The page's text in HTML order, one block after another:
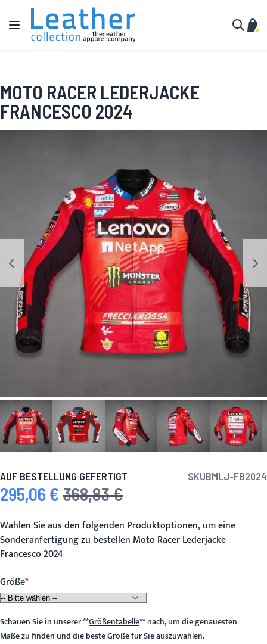
Zum Inhalt springen
Navigation umschalten
MOTO RACER LEDERJACKE
FRANCESCO 2024
AUF BESTELLUNG GEFERTIGT SKUBMLJ-FB2024
Sonderpreis
295,06 € Regulärer Preis
368,83 €
Wählen Sie aus den folgenden Produktoptionen, um eine
Sonderanfertigung zu bestellen Moto Racer Lederjacke
Francesco 2024
Größe
Schauen Sie in unserer**Größentabelle**nach, um die genauesten
Maße zu finden und die beste Größe für Sie auszuwählen.